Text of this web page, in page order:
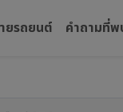
ยรถยนต์ คำถามที่